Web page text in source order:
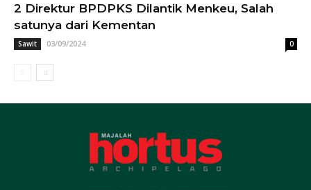
2 Direktur BPDPKS Dilantik Menkeu, Salah
satunya dari Kementan
Sawit 03/09/2024 0